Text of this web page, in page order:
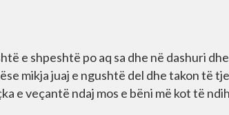
e shpeshtë po aq sa dhe në dashuri
mikja juaj e ngushtë del dhe takon të
e veçantë ndaj mos e bëni më kot të